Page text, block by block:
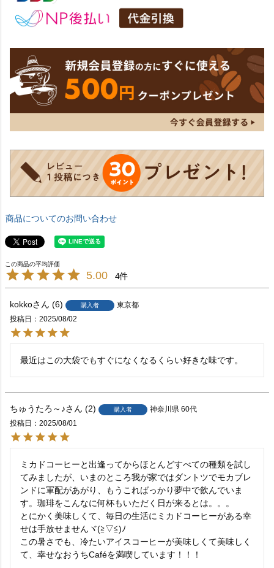
商品についてのお問い合わせ
5.00 4
kokko 6 購入者
東京都
投稿日
2025/08/02
最近はこの大袋でもすぐになくなるくらい好きな味です。
ちゅうたろ～♪ 2 購入者 神奈川県 60代
投稿日
2025/08/01
ミカドコーヒーと出逢ってからほとんどすべての種類を試し
てみましたが、いまのところ我が家ではダントツでモカブレ
ンドに軍配があがり、もうこればっかり夢中で飲んでいま
す。珈琲をこんなに何杯もいただく日が来るとは。。。
とにかく美味しくて、毎日の生活にミカドコーヒーがある幸
せは手放せませんヾ(≧▽≦)ﾉ
この暑さでも、冷たいアイスコーヒーが美味しくて美味しく
て、幸せなおうちCaféを満喫しています！！！